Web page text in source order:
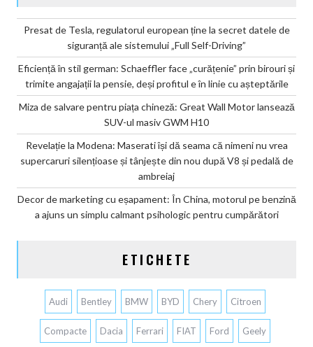
Presat de Tesla, regulatorul european ține la secret datele de
siguranță ale sistemului „Full Self-Driving”
Eficiență în stil german: Schaeffler face „curățenie” prin birouri și
trimite angajații la pensie, deși profitul e în linie cu așteptările
Miza de salvare pentru piața chineză: Great Wall Motor lansează
SUV-ul masiv GWM H10
Revelație la Modena: Maserati își dă seama că nimeni nu vrea
supercaruri silențioase și tânjește din nou după V8 și pedală de
ambreiaj
Decor de marketing cu eșapament: În China, motorul pe benzină
a ajuns un simplu calmant psihologic pentru cumpărători
ETICHETE
Audi Bentley BMW BYD Chery Citroen
Compacte Dacia Ferrari FIAT Ford Geely